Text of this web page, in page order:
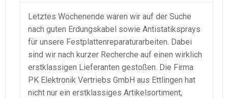
Letztes Wochenende waren wir auf der Suche
nach guten Erdungskabel sowie Antistatiksprays
für unsere Festplattenreparaturarbeiten. Dabei
sind wir nach kurzer Recherche auf einen wirklich
erstklassigen Lieferanten gestoßen. Die Firma
PK Elektronik Vertriebs GmbH aus Ettlingen hat
nicht nur ein erstklassiges Artikelsortiment,